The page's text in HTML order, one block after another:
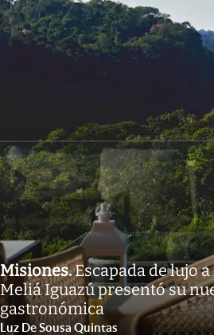
Misiones.Escapada de lujo
Meliá Iguazú presentó su
gastronómica
Luz De Sousa Quintas